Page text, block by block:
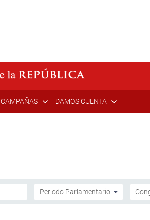
CAMPAÑAS DAMOS CUENTA